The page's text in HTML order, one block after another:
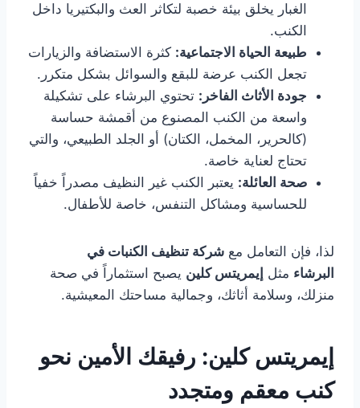
الغبار يخلق بيئة خصبة لتكاثر العث والبكتيريا داخل
الكنب.
طبيعة الحياة الاجتماعية: كثرة الاستضافة والزيارات
تجعل الكنب عرضة للبقع والسوائل بشكل متكرر.
جودة الأثاث الفاخر: تحتوي البرشاء على تشكيلة
واسعة من الكنب المصنوع من أقمشة حساسة
(كالحرير، المخمل، الكتان) أو الجلد الطبيعي، والتي
تحتاج لعناية خاصة.
صحة العائلة: يعتبر الكنب غير النظيف مصدراً خفياً
للحساسية ومشاكل التنفس، خاصة للأطفال.
لذا، فإن التعامل مع شركة تنظيف الكنبات في
البرشاء مثل إيمريتس كلين يصبح استثماراً في صحة
منزلك، وسلامة أثاثك، وجمالية مساحتك المعيشية.
إيمريتس كلين: رفيقك الأمين نحو
كنب معقم ومتجدد